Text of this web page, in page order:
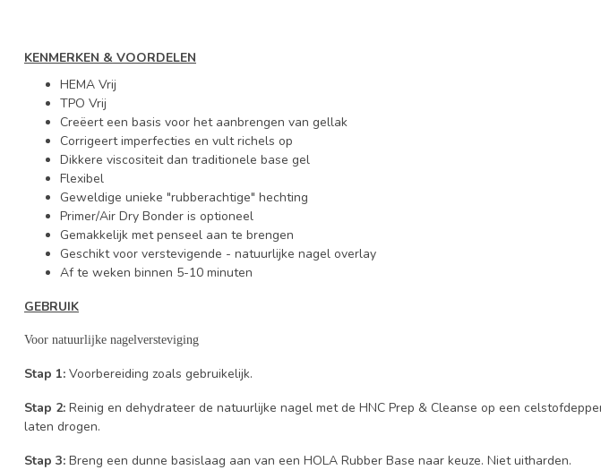
KENMERKEN & VOORDELEN
HEMA Vrij
TPO Vrij
Creëert een basis voor het aanbrengen van gellak
Corrigeert imperfecties en vult richels op
Dikkere viscositeit dan traditionele base gel
Flexibel
Geweldige unieke "rubberachtige" hechting
Primer/Air Dry Bonder is optioneel
Gemakkelijk met penseel aan te brengen
Geschikt voor verstevigende - natuurlijke nagel overlay
Af te weken binnen 5-10 minuten
GEBRUIK
Voor natuurlijke nagelversteviging
Stap 1: Voorbereiding zoals gebruikelijk.
Stap 2: Reinig en dehydrateer de natuurlijke nagel met de HNC Prep & Cleanse op een
laten drogen.
Stap 3: Breng een dunne basislaag aan van een HOLA Rubber Base naar keuze. Niet uitharden.